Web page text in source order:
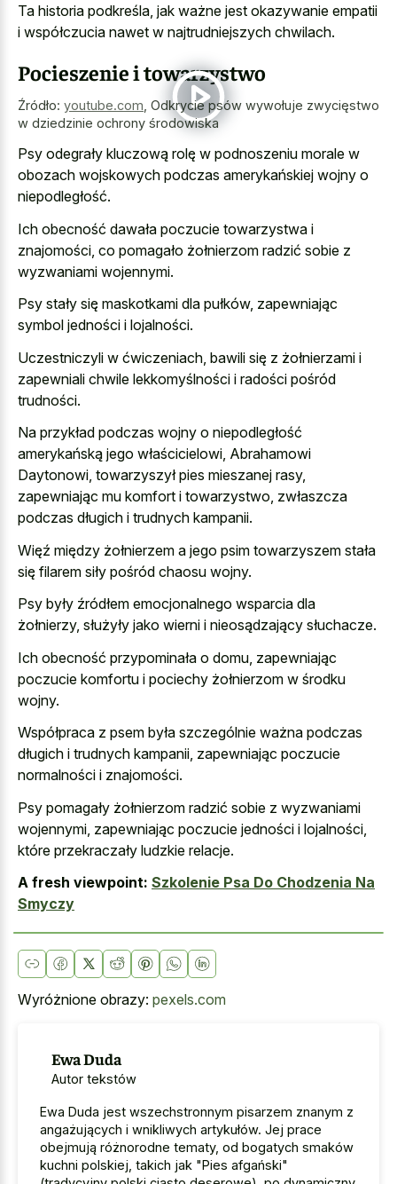
Ta historia podkreśla, jak ważne jest okazywanie empatii
i współczucia nawet w najtrudniejszych chwilach.
Pocieszenie i towarzystwo
Źródło: youtube.com Odkrycie psów wywołuje zwycięstwo
w dziedzinie ochrony środowiska
Psy odegrały kluczową rolę w podnoszeniu morale w
obozach wojskowych podczas amerykańskiej wojny o
niepodległość.
Ich obecność dawała poczucie towarzystwa i
znajomości, co pomagało żołnierzom radzić sobie z
wyzwaniami wojennymi.
Psy stały się maskotkami dla pułków, zapewniając
symbol jedności i lojalności.
Uczestniczyli w ćwiczeniach, bawili się z żołnierzami i
zapewniali chwile lekkomyślności i radości pośród
trudności.
Na przykład podczas wojny o niepodległość
amerykańską jego właścicielowi, Abrahamowi
Daytonowi, towarzyszył pies mieszanej rasy,
zapewniając mu komfort i towarzystwo, zwłaszcza
podczas długich i trudnych kampanii.
Więź między żołnierzem a jego psim towarzyszem stała
się filarem siły pośród chaosu wojny.
Psy były źródłem emocjonalnego wsparcia dla
żołnierzy, służyły jako wierni i nieosądzający słuchacze.
Ich obecność przypominała o domu, zapewniając
poczucie komfortu i pociechy żołnierzom w środku
wojny.
Współpraca z psem była szczególnie ważna podczas
długich i trudnych kampanii, zapewniając poczucie
normalności i znajomości.
Psy pomagały żołnierzom radzić sobie z wyzwaniami
wojennymi, zapewniając poczucie jedności i lojalności,
które przekraczały ludzkie relacje.
A fresh viewpoint: Szkolenie Psa Do Chodzenia Na
Smyczy
Wyróżnione obrazy: pexels.com
Ewa Duda
Autor tekstów
Ewa Duda jest wszechstronnym pisarzem znanym z
angażujących i wnikliwych artykułów. Jej prace
obejmują różnorodne tematy, od bogatych smaków
kuchni polskiej, takich jak "Pies afgański"